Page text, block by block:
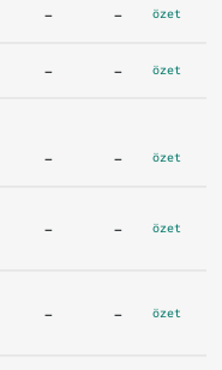
- - özet
- - özet
- - özet
- - özet
- - özet